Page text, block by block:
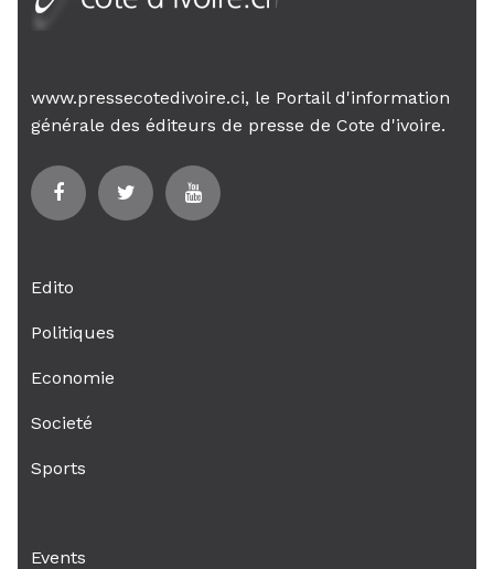
www.pressecotedivoire.ci, le Portail d'information
générale des éditeurs de presse de Cote d'ivoire.
Edito
Politiques
Economie
Societé
Sports
Events